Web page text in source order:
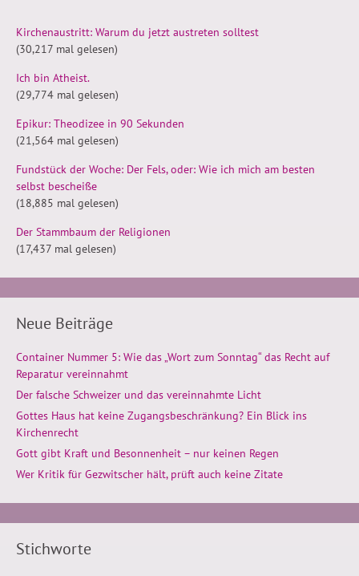
Kirchenaustritt: Warum du jetzt austreten solltest
(30,217 mal gelesen)
Ich bin Atheist.
(29,774 mal gelesen)
Epikur: Theodizee in 90 Sekunden
(21,564 mal gelesen)
Fundstück der Woche: Der Fels, oder: Wie ich mich am besten
selbst bescheiße
(18,885 mal gelesen)
Der Stammbaum der Religionen
(17,437 mal gelesen)
Neue Beiträge
Container Nummer 5: Wie das „Wort zum Sonntag“ das Recht auf
Reparatur vereinnahmt
Der falsche Schweizer und das vereinnahmte Licht
Gottes Haus hat keine Zugangsbeschränkung? Ein Blick ins
Kirchenrecht
Gott gibt Kraft und Besonnenheit – nur keinen Regen
Wer Kritik für Gezwitscher hält, prüft auch keine Zitate
Stichworte